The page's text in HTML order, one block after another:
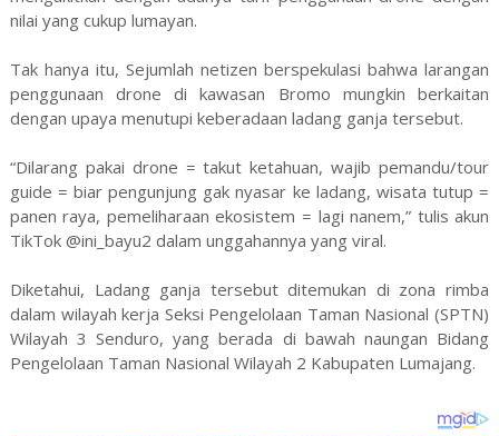
nilai yang cukup lumayan.
Tak hanya itu, Sejumlah netizen berspekulasi bahwa larangan
penggunaan drone di kawasan Bromo mungkin berkaitan
dengan upaya menutupi keberadaan ladang ganja tersebut.
“Dilarang pakai drone = takut ketahuan, wajib pemandu/tour
guide = biar pengunjung gak nyasar ke ladang, wisata tutup =
panen raya, pemeliharaan ekosistem = lagi nanem,” tulis akun
TikTok @ini_bayu2 dalam unggahannya yang viral.
Diketahui, Ladang ganja tersebut ditemukan di zona rimba
dalam wilayah kerja Seksi Pengelolaan Taman Nasional (SPTN)
Wilayah 3 Senduro, yang berada di bawah naungan Bidang
Pengelolaan Taman Nasional Wilayah 2 Kabupaten Lumajang.